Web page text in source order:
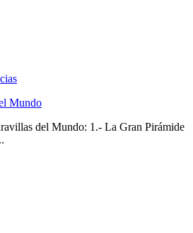
Mundo
del Mundo: 1.- La Gran Pirámide